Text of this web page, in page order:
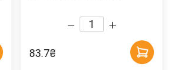
83.7₴